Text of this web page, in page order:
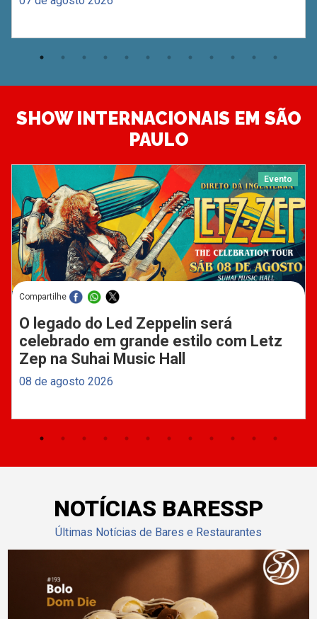
SHOW INTERNACIONAIS EM SÃO
PAULO
Evento
Compartilhe
O legado do Led Zeppelin será
celebrado em grande estilo com Letz
Zep na Suhai Music Hall
08 de agosto 2026
NOTÍCIAS BARESSP
Últimas Notícias de Bares e Restaurantes